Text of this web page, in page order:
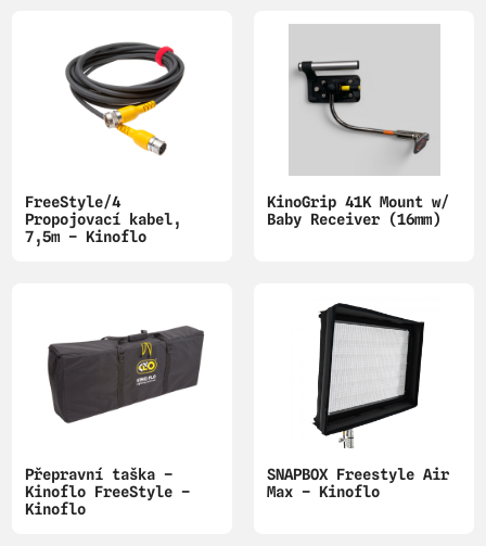
FreeStyle/4
Propojovací kabel,
7,5m – Kinoflo
KinoGrip 41K Mount w/
Baby Receiver (16mm)
Přepravní taška –
Kinoflo FreeStyle –
Kinoflo
SNAPBOX Freestyle Air
Max – Kinoflo